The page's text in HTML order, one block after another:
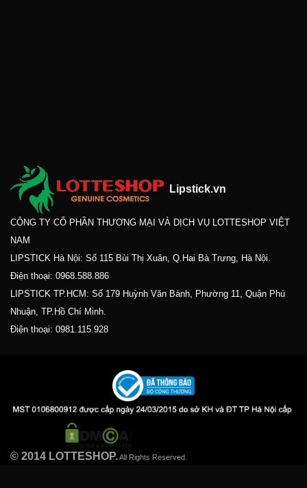
Lipstick.vn
CÔNG TY CỔ PHẦN THƯƠNG MẠI VÀ DỊCH VỤ LOTTESHOP VIỆT
NAM
LIPSTICK Hà Nội: Số 115 Bùi Thị Xuân, Q.Hai Bà Trưng, Hà Nội.
Điện thoại: 0968.588.886
LIPSTICK TP.HCM: Số 179 Huỳnh Văn Bánh, Phường 11, Quận Phú
Nhuận, TP.Hồ Chí Minh.
Điện thoại: 0981.115.928
© 2014 LOTTESHOP.All Rights Reserved.